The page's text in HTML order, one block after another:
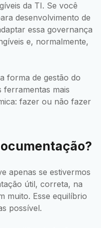
da TI. Se você
desenvolvimento de
essa governança
e, normalmente,
forma de gestão do
ferramentas mais
fazer ou não fazer
apenas se estivermos
útil, correta, na
muito. Esse equilíbrio
possível.